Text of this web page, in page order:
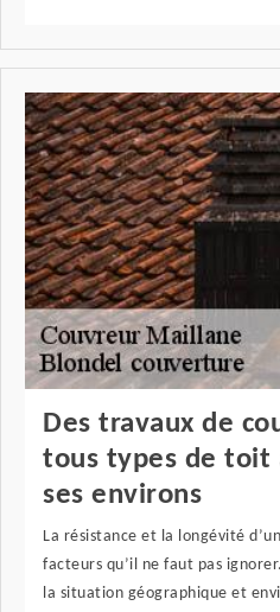
Des travaux de
tous types de toit
ses environs
La résistance et la longévité
facteurs qu’il ne faut pas
la situation géographique et